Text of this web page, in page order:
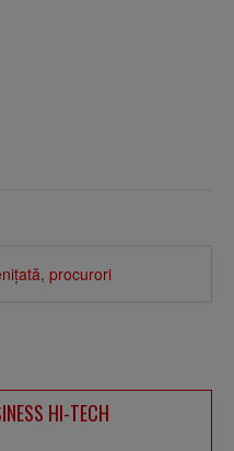
, procurori
HI-TECH